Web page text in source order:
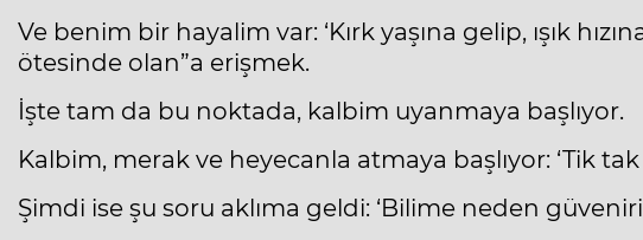
Ve benim bir hayalim var: ‘Kırk yaşına gelip, ışık
ötesinde olan”a erişmek.
İşte tam da bu noktada, kalbim uyanmaya başlıyor.
Kalbim, merak ve heyecanla atmaya başlıyor: ‘Tik
Şimdi ise şu soru aklıma geldi: ‘Bilime neden